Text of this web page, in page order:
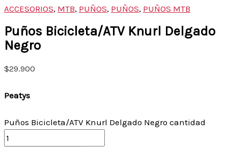
ACCESORIOS, MTB, PUÑOS, PUÑOS, PUÑOS MTB
Puños Bicicleta/ATV Knurl Delgado
Negro
$29.900
Peatys
Puños Bicicleta/ATV Knurl Delgado Negro cantidad